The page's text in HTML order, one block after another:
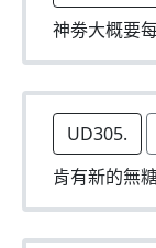
神劵大概要
UD305.
肯有新的無